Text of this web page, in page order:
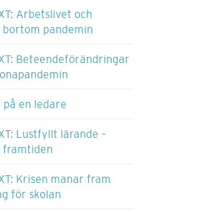
Arbetslivet och
pandemin
Beteendeförändringar
på en ledare
Lustfyllt lärande –
framtiden
Krisen manar fram
för skolan